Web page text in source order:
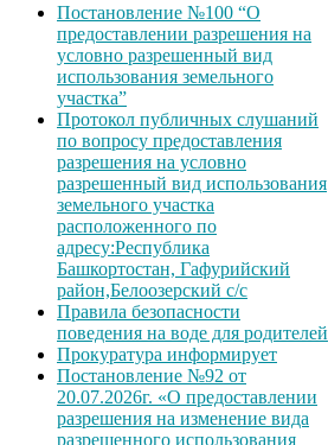
Постановление №100 “О
предоставлении разрешения на
условно разрешенный вид
использования земельного
участка”
Протокол публичных слушаний
по вопросу предоставления
разрешения на условно
разрешенный вид использования
земельного участка
расположенного по
адресу:Республика
Башкортостан, Гафурийский
район,Белоозерский с/с
Правила безопасности
поведения на воде для родителей
Прокуратура информирует
Постановление №92 от
20.07.2026г. «О предоставлении
разрешения на изменение вида
разрешенного использования